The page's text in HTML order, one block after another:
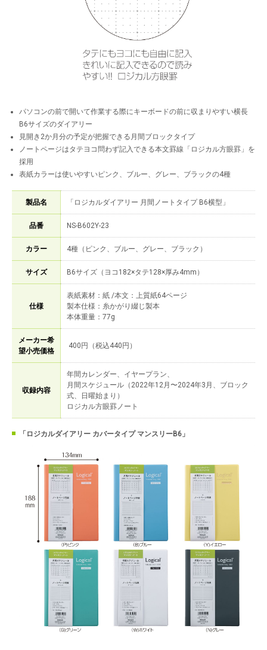
パソコンの前で開いて作業する際にキーボードの前に収まりやすい横長
B6サイズのダイアリー
見開き2か月分の予定が把握できる月間ブロックタイプ
ノートページはタテヨコ問わず記入できる本文罫線「ロジカル方眼罫」を
採用
表紙カラーは使いやすいピンク、ブルー、グレー、ブラックの4種
製品名 「ロジカルダイアリー 月間ノートタイプ B6横型」
品番 NS-B602Y-23
カラー 4種（ピンク、ブルー、グレー、ブラック）
サイズ B6サイズ（ヨコ182×タテ128×厚み4mm）
仕様
表紙素材：紙 /本文：上質紙64ページ
製本仕様：糸かがり綴じ製本
本体重量：77g
メーカー希
望小売価格
400円（税込440円）
収録内容
年間カレンダー、イヤープラン、
月間スケジュール（2022年12月〜2024年3月、ブロック
式、日曜始まり）
ロジカル方眼罫ノート
「ロジカルダイアリー カバータイプ マンスリーB6」